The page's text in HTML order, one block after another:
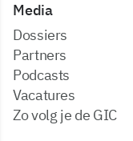
Media
dossiers
partners
podcasts
vacatures
zo volg je de GIC